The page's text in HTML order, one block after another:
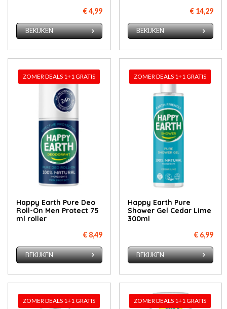
€ 4,99
BEKIJKEN
€ 14,29
BEKIJKEN
ZOMER DEALS 1+1 GRATIS
Happy Earth Pure Deo
Roll-On Men Protect 75
ml roller
€ 8,49
BEKIJKEN
ZOMER DEALS 1+1 GRATIS
Happy Earth Pure
Shower Gel Cedar Lime
300ml
€ 6,99
BEKIJKEN
ZOMER DEALS 1+1 GRATIS ZOMER DEALS 1+1 GRATIS